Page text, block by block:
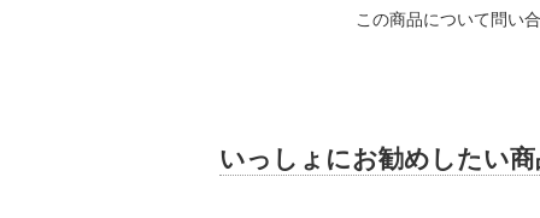
この商品について問い
いっしょにお勧めしたい商